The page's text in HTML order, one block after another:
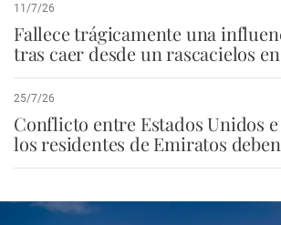
11/7/26
Fallece trágicamente una
tras caer desde un rascacielos
25/7/26
Conflicto entre Estados Unidos
los residentes de Emiratos